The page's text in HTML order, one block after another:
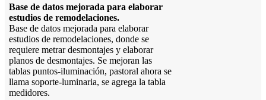
Base de datos mejorada para elaborar
estudios de remodelaciones.
Base de datos mejorada para elaborar
estudios de remodelaciones, donde se
requiere metrar desmontajes y elaborar
planos de desmontajes. Se mejoran las
tablas puntos-iluminación, pastoral ahora se
llama soporte-luminaria, se agrega la tabla
medidores.